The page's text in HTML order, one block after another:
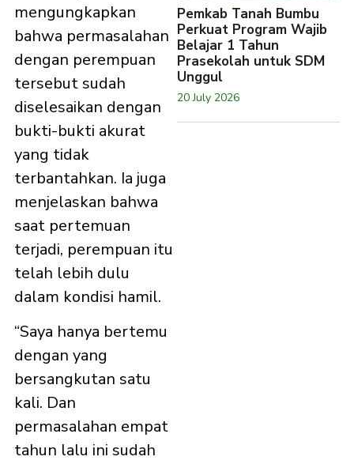
mengungkapkan
bahwa permasalahan
dengan perempuan
tersebut sudah
diselesaikan dengan
bukti-bukti akurat
yang tidak
terbantahkan. Ia juga
menjelaskan bahwa
saat pertemuan
terjadi, perempuan itu
telah lebih dulu
dalam kondisi hamil.
“Saya hanya bertemu
dengan yang
bersangkutan satu
kali. Dan
permasalahan empat
tahun lalu ini sudah
Pemkab Tanah Bumbu
Perkuat Program Wajib
Belajar 1 Tahun
Prasekolah untuk SDM
Unggul
20 July 2026